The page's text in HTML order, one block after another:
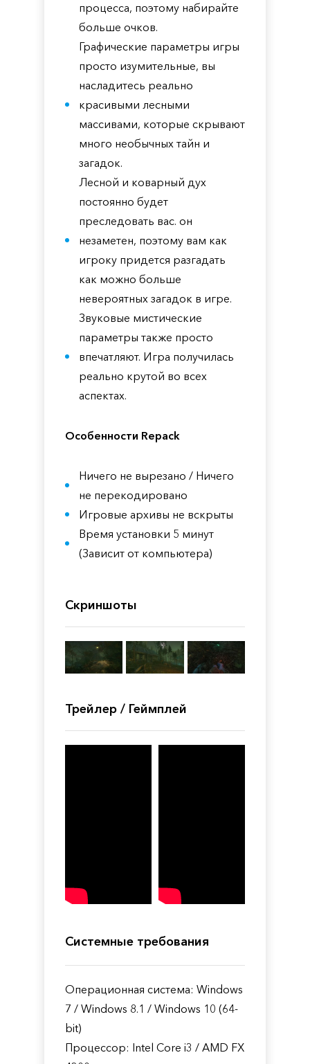
процесса, поэтому набирайте
больше очков.
Графические параметры игры
просто изумительные, вы
насладитесь реально
красивыми лесными
массивами, которые скрывают
много необычных тайн и
загадок.
Лесной и коварный дух
постоянно будет
преследовать вас. он
незаметен, поэтому вам как
игроку придется разгадать
как можно больше
невероятных загадок в игре.
Звуковые мистические
параметры также просто
впечатляют. Игра получилась
реально крутой во всех
аспектах.
Особенности Repack
Ничего не вырезано / Ничего
не перекодировано
Игровые архивы не вскрыты
Время установки 5 минут
(Зависит от компьютера)
Скриншоты
Трейлер / Геймплей
Системные требования
Операционная система: Windows
7 / Windows 8.1 / Windows 10 (64-
bit)
Процессор: Intel Core i3 / AMD FX